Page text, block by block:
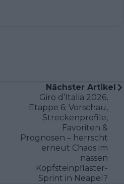
Nächster Artikel
Giro d’Italia 2026,
Etappe 6: Vorschau,
Streckenprofile,
Favoriten &
Prognosen – herrscht
erneut Chaos im
nassen
Kopfsteinpflaster-
Sprint in Neapel?